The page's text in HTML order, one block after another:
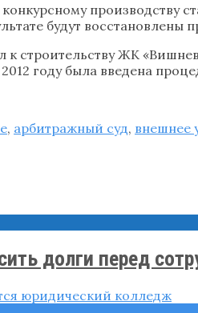
будут восстановлены
строительству ЖК
году была введена
, арбитражный суд, внешнее
долги перед